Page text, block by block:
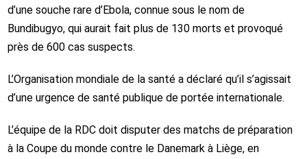
d’une souche rare d’Ebola, connue sous le nom de
Bundibugyo, qui aurait fait plus de 130 morts et provoqué
près de 600 cas suspects.
L’Organisation mondiale de la santé a déclaré qu’il s’agissait
d’une urgence de santé publique de portée internationale.
L’équipe de la RDC doit disputer des matchs de préparation
à la Coupe du monde contre le Danemark à Liège, en